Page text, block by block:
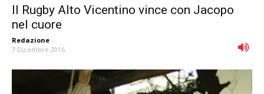
Il Rugby Alto Vicentino vince con Jacopo
nel cuore
Redazione -
7 Dicembre 2016